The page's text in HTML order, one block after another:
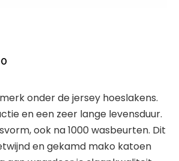
onder de jersey hoeslakens.
en een zeer lange levensduur.
ook na 1000 wasbeurten. Dit
en gekamd mako katoen